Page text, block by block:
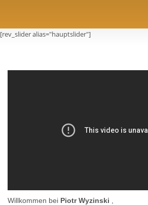
[rev_slider alias="hauptslider"]
Willkommen bei Piotr Wyzinski